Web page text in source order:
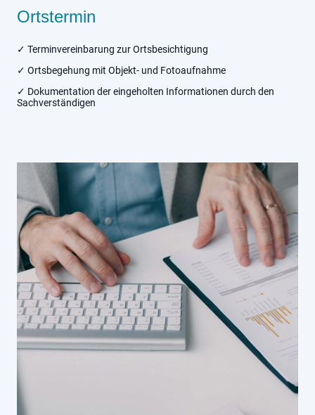
Ortstermin
✓ Terminvereinbarung zur Ortsbesichtigung
✓ Ortsbegehung mit Objekt- und Fotoaufnahme
✓ Dokumentation der eingeholten Informationen durch den
Sachverständigen